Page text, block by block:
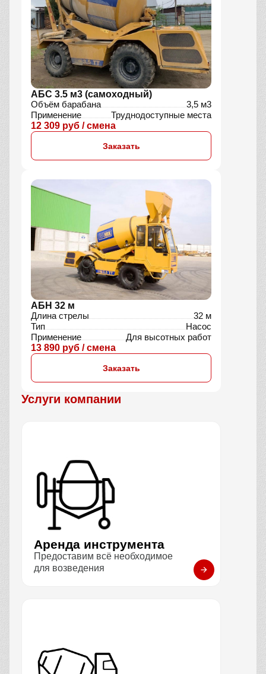
АБС 3.5 м3 (самоходный)
Объём барабана
3,5 м3
Применение
Труднодоступные места
12 309 руб / смена
Заказать
АБН 32 м
Длина стрелы
32 м
Тип
Насос
Применение
Для высотных работ
13 890 руб / смена
Заказать
Услуги компании
Аренда инструмента
Предоставим всё необходимое
для возведения